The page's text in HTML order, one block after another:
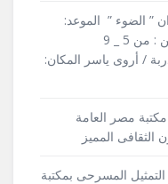
” الضوء ” الموعد:
الأربعاء 2026/7/1 الساعة 10 ص السن : من 5 _ 9
: 80 جنيه المدربة / أروى ياسر المكان:
مصر العامة
الثقافى المميز
المسرحى بمكتبة